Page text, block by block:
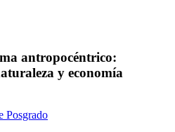
antropocéntrico:
y economía
Posgrado